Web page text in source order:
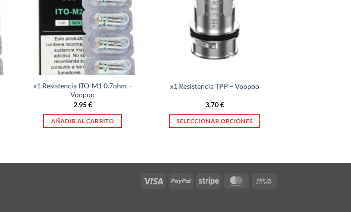
x1 Resistencia ITO-M1 0.7ohm –
Voopoo
2,95€
AÑADIR AL CARRITO
x1 Resistencia TPP – Voopoo
3,70€
SELECCIONAR OPCIONES
variantes.
Visa PayPal Stripe MasterCard